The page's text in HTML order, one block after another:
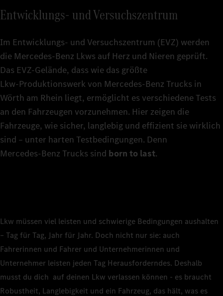
Entwicklungs- und Versuchszentrum
Im Entwicklungs- und Versuchszentrum (EVZ) werden
die Mercedes‑Benz Lkws auf Herz und Nieren geprüft.
Das EVZ-Gelände, dass wie das größte
Lkw‑Produktionswerk von Mercedes‑Benz Trucks in
Wörth am Rhein liegt, ermöglicht es verschiedene Tests
an den Fahrzeugen vorzunehmen. Hier zeigen die
Fahrzeuge, wie sicher, langlebig und effizient sie wirklich
sind – unter harten Testbedingungen. Denn
Mercedes‑Benz Trucks sind born to last.
Lkw müssen viel leisten und schwierige Bedingungen aushalten
– Tag für Tag, Jahr für Jahr. Doch nicht nur sie: auch
Fahrerinnen und Fahrer und Unternehmerinnen und
Unternehmer leisten jeden Tag Herausforderndes. Deshalb
musst du dich auf deinen Lkw verlassen können - es braucht
Robustheit, Langlebigkeit und ein Fahrzeug, das hält, was es